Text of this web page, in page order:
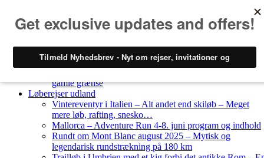
Løberejser Danmark
gamle grænse
Løberejser udland
Vintereventyr i Italien – Alt andet end skiløb – Meget
mere løb, rafting, snesko…
Mallorca – Adventure Run 4-8. juni program og indhold
Rundt om Mont Blanc august 2025 – Mytisk og
legendarisk rundstrækning på 180 km